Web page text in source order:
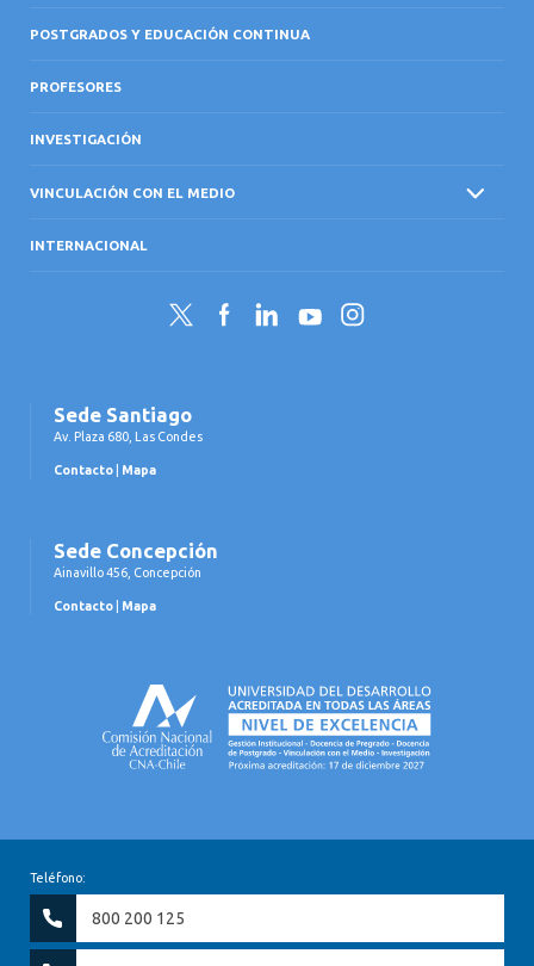
POSTGRADOS Y EDUCACIÓN CONTINUA
PROFESORES
INVESTIGACIÓN
VINCULACIÓN CON EL MEDIO
INTERNACIONAL
Twitter FacebookLinkedInYouTubeInstagram
Sede Santiago
Av. Plaza 680, Las Condes
Contacto Mapa
Sede Concepción
Ainavillo 456, Concepción
Contacto Mapa
Teléfono:
800 200 125